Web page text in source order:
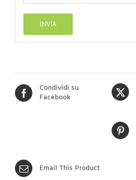
Condividi su
Facebook
Email This Product